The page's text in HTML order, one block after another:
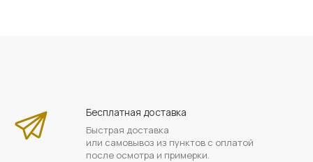
Бесплатная доставка
Быстрая доставка
или самовывоз из пунктов с оплатой
после осмотра и примерки.